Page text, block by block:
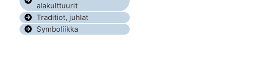
alakulttuurit
Traditiot, juhlat
Symboliikka